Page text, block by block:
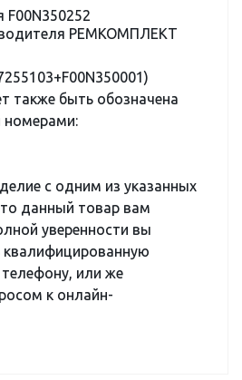
F00N350252
РЕМКОМПЛЕКТ
также быть обозначена
с одним из указанных
данный товар вам
уверенности вы
или же
к онлайн-